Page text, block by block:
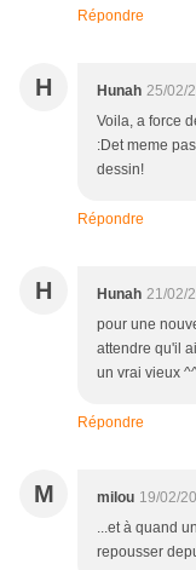
Répondre
H Hunah 25/02/
Voila, a force
:Det meme
dessin!
Répondre
H Hunah 21/02/
pour une
attendre qu'il
un vrai vieux
Répondre
M milou 19/02/
...et à quand
repousser